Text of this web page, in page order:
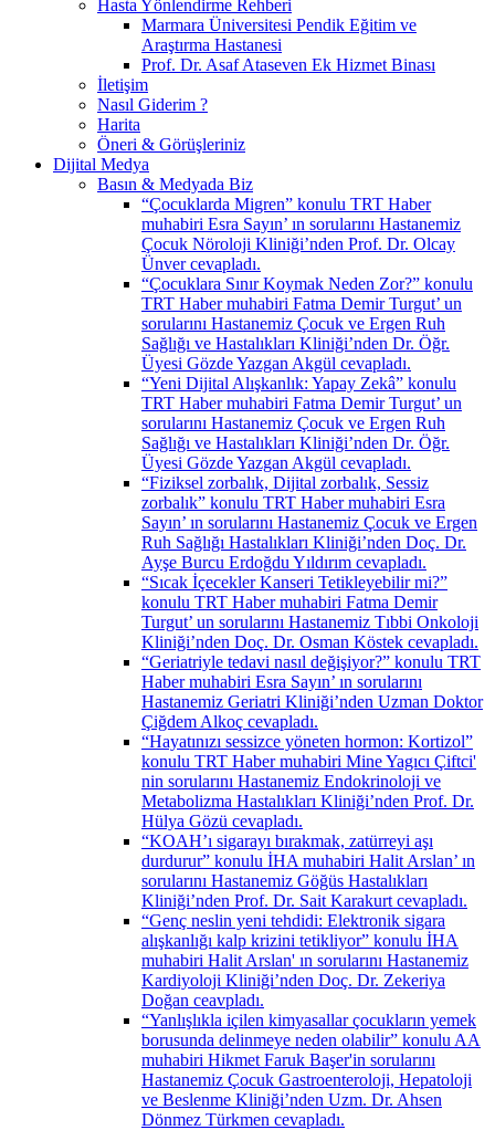
Hasta Yönlendirme Rehberi
Marmara Üniversitesi Pendik Eğitim ve
Araştırma Hastanesi
Prof. Dr. Asaf Ataseven Ek Hizmet Binası
İletişim
Nasıl Giderim ?
Harita
Öneri & Görüşleriniz
Dijital Medya
Basın & Medyada Biz
“Çocuklarda Migren” konulu TRT Haber
muhabiri Esra Sayın’ ın sorularını Hastanemiz
Çocuk Nöroloji Kliniği’nden Prof. Dr. Olcay
Ünver cevapladı.
“Çocuklara Sınır Koymak Neden Zor?” konulu
TRT Haber muhabiri Fatma Demir Turgut’ un
sorularını Hastanemiz Çocuk ve Ergen Ruh
Sağlığı ve Hastalıkları Kliniği’nden Dr. Öğr.
Üyesi Gözde Yazgan Akgül cevapladı.
“Yeni Dijital Alışkanlık: Yapay Zekâ” konulu
TRT Haber muhabiri Fatma Demir Turgut’ un
sorularını Hastanemiz Çocuk ve Ergen Ruh
Sağlığı ve Hastalıkları Kliniği’nden Dr. Öğr.
Üyesi Gözde Yazgan Akgül cevapladı.
“Fiziksel zorbalık, Dijital zorbalık, Sessiz
zorbalık” konulu TRT Haber muhabiri Esra
Sayın’ ın sorularını Hastanemiz Çocuk ve Ergen
Ruh Sağlığı Hastalıkları Kliniği’nden Doç. Dr.
Ayşe Burcu Erdoğdu Yıldırım cevapladı.
“Sıcak İçecekler Kanseri Tetikleyebilir mi?”
konulu TRT Haber muhabiri Fatma Demir
Turgut’ un sorularını Hastanemiz Tıbbi Onkoloji
Kliniği’nden Doç. Dr. Osman Köstek cevapladı.
“Geriatriyle tedavi nasıl değişiyor?” konulu TRT
Haber muhabiri Esra Sayın’ ın sorularını
Hastanemiz Geriatri Kliniği’nden Uzman Doktor
Çiğdem Alkoç cevapladı.
“Hayatınızı sessizce yöneten hormon: Kortizol”
konulu TRT Haber muhabiri Mine Yagıcı Çiftci'
nin sorularını Hastanemiz Endokrinoloji ve
Metabolizma Hastalıkları Kliniği’nden Prof. Dr.
Hülya Gözü cevapladı.
“KOAH’ı sigarayı bırakmak, zatürreyi aşı
durdurur” konulu İHA muhabiri Halit Arslan’ ın
sorularını Hastanemiz Göğüs Hastalıkları
Kliniği’nden Prof. Dr. Sait Karakurt cevapladı.
“Genç neslin yeni tehdidi: Elektronik sigara
alışkanlığı kalp krizini tetikliyor” konulu İHA
muhabiri Halit Arslan' ın sorularını Hastanemiz
Kardiyoloji Kliniği’nden Doç. Dr. Zekeriya
Doğan ceavpladı.
“Yanlışlıkla içilen kimyasallar çocukların yemek
borusunda delinmeye neden olabilir” konulu AA
muhabiri Hikmet Faruk Başer'in sorularını
Hastanemiz Çocuk Gastroenteroloji, Hepatoloji
ve Beslenme Kliniği’nden Uzm. Dr. Ahsen
Dönmez Türkmen cevapladı.